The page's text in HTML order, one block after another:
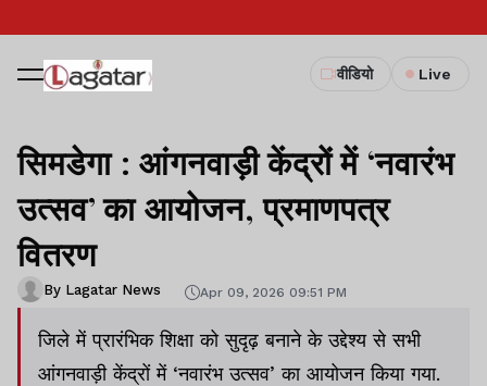
वीडियो Live
सिमडेगा : आंगनवाड़ी केंद्रों में ‘नवारंभ
उत्सव’ का आयोजन, प्रमाणपत्र
वितरण
By Lagatar News Apr 09, 2026 09:51 PM
जिले में प्रारंभिक शिक्षा को सुदृढ़ बनाने के उद्देश्य से सभी
आंगनवाड़ी केंद्रों में ‘नवारंभ उत्सव’ का आयोजन किया गया.